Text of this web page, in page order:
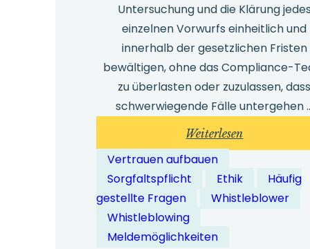
Untersuchung und die Klärung
einzelnen Vorwurfs einheitlich und
innerhalb der gesetzlichen Fristen
bewältigen, ohne das Compliance-
zu überlasten oder zuzulassen,
schwerwiegende Fälle untergehen
Weiterlesen:
Wie
bewältigen
Vertrauen aufbauen
Sorgfaltspflicht
Ethik
Häufig
gestellte Fragen
Whistleblower
Whistleblowing
Meldemöglichkeiten